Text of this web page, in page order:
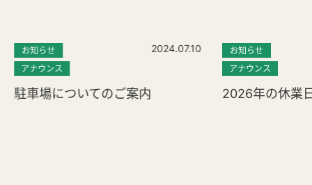
お知らせ
アナウンス
2024.07.10
駐車場についてのご案内
お知らせ
アナウンス
2026年の休業